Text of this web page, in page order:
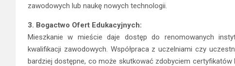
zawodowych lub naukę nowych technologii.
3. Bogactwo Ofert Edukacyjnych:
Mieszkanie w mieście daje dostęp do renomowanych
kwalifikacji zawodowych. Współpraca z uczelniami czy
bardziej dostępne, co może skutkować zdobyciem